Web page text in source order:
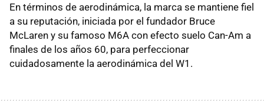
En términos de aerodinámica, la marca se mantiene fiel
a su reputación, iniciada por el fundador Bruce
McLaren y su famoso M6A con efecto suelo Can-Am a
finales de los años 60, para perfeccionar
cuidadosamente la aerodinámica del W1.